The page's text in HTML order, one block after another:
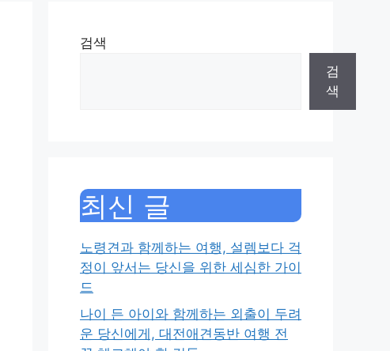
검색
검
색
최신 글
노령견과 함께하는 여행, 설렘보다 걱
정이 앞서는 당신을 위한 세심한 가이
드
나이 든 아이와 함께하는 외출이 두려
운 당신에게, 대전애견동반 여행 전